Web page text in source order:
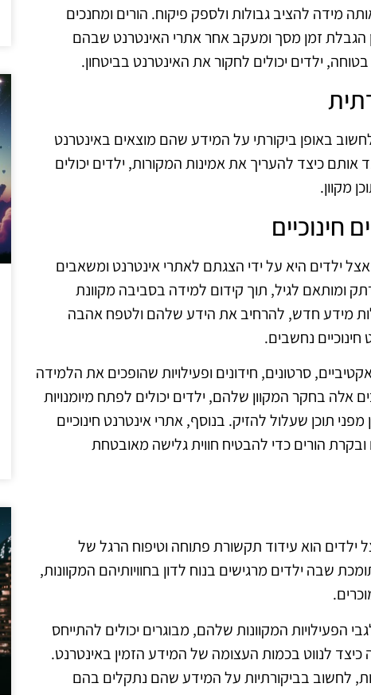
מידה להציב גבולות ולספק פיקוח. הורים ומחנכים
הגבלת זמן מסך ומעקב אחר אתרי האינטרנט שבהם
ילדים יכולים לחקור את האינטרנט בביטחון.
באופן ביקורתי על המידע שהם מוצאים באינטרנט
אותם כיצד להעריך את אמינות המקורות, ילדים יכולים
מקוון.
חינוכיים
ילדים היא על ידי הצגתם לאתרי אינטרנט ומשאבים
ומותאם לגיל, תוך קידום למידה בסביבה מקוונת
מידע חדש, להרחיב את הידע שלהם ולטפח אהבה
נחשבים.
סרטונים, חידונים ופעילויות שהופכים את הלמידה
בחקר המקוון שלהם, ילדים יכולים לפתח מיומנויות
תוכן שעלול להזיק. בנוסף, אתרי אינטרנט חינוכיים
הורים כדי להבטיח חווית גלישה מאובטחת
ילדים הוא עידוד תקשורת פתוחה וטיפוח הרגל של
שבה ילדים מרגישים בנוח לדון בחוויותיהם המקוונות,
הפעילויות המקוונות שלהם, מבוגרים יכולים להתייחס
לנווט בכמות העצומה של המידע הזמין באינטרנט.
לחשוב בביקורתיות על המידע שהם נתקלים בהם